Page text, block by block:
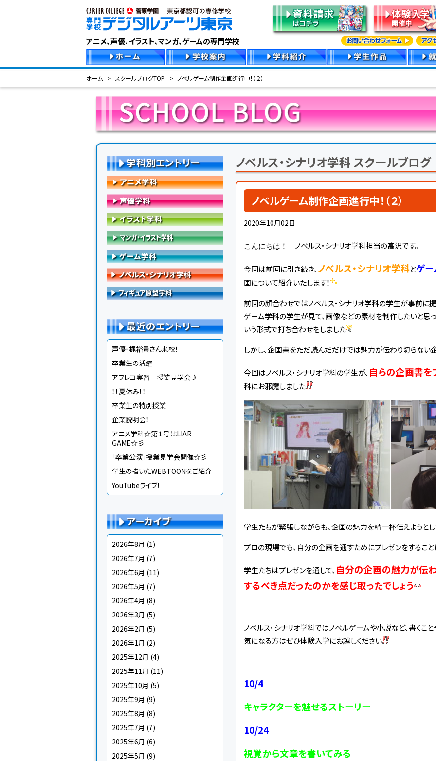
アニメ、声優、イラスト、マンガ、ゲームの専門学校
ホーム スクールブログTOP ノベルゲーム制作企画進行中！（２）
学科別エントリー
最近のエントリー
声優・梶裕貴さん来校！
卒業生の活躍
アフレコ実習 授業見学会♪
！！夏休み！！
卒業生の特別授業
企業説明会！
アニメ学科☆第１号はLIAR
GAME☆彡
「卒業公演」授業見学会開催☆彡
学生の描いたWEBTOONをご紹介
YouTubeライブ！
アーカイブ
2026年8月 (1)
2026年7月 (7)
2026年6月 (11)
2026年5月 (7)
2026年4月 (8)
2026年3月 (5)
2026年2月 (5)
2026年1月 (2)
2025年12月 (4)
2025年11月 (11)
2025年10月 (5)
2025年9月 (9)
2025年8月 (8)
2025年7月 (7)
2025年6月 (6)
2025年5月 (9)
ノベルス・シナリオ学科 スクールブログ
ノベルゲーム制作企画進行中！（２）
2020年10月02日
こんにちは！ ノベルス・シナリオ学科担当の高沢です。
今回は前回に引き続き、 ノベルス・シナリオ学科とゲ
画について紹介いたします！
前回の顔合わせではノベルス・シナリオ学科の学生が事前に
ゲーム学科の学生が見て、画像などの素材を制作したいと思
いう形式で打ち合わせをしました
しかし、企画書をただ読んだだけでは魅力が伝わり切らない
今回はノベルス・シナリオ学科の学生が、 自らの企画書を
科にお邪魔しました
学生たちが緊張しながらも、企画の魅力を精一杯伝えようと
プロの現場でも、自分の企画を通すためにプレゼンをすること
学生たちはプレゼンを通して、 自分の企画の魅力が伝
するべき点だったのかを感じ取ったでしょう
ノベルス・シナリオ学科ではノベルゲームや小説など、書くこ
気になる方はぜひ体験入学にお越しください
10/4
キャラクターを魅せるストーリー
10/24
視覚から文章を書いてみる